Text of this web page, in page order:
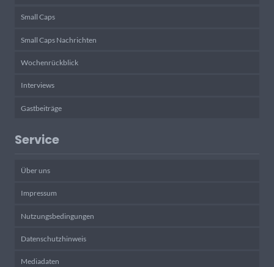
Small Caps
Small Caps Nachrichten
Wochenrückblick
Interviews
Gastbeiträge
Service
Über uns
Impressum
Nutzungsbedingungen
Datenschutzhinweis
Mediadaten